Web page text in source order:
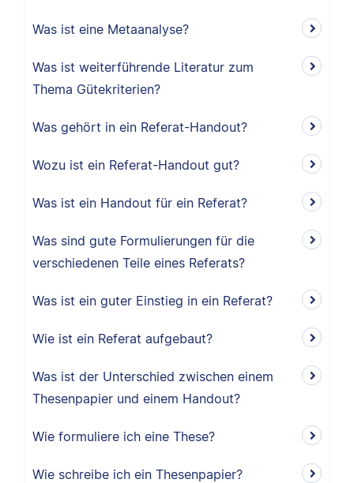
Was ist eine Metaanalyse?
Was ist weiterführende Literatur zum
Thema Gütekriterien?
Was gehört in ein Referat-Handout?
Wozu ist ein Referat-Handout gut?
Was ist ein Handout für ein Referat?
Was sind gute Formulierungen für die
verschiedenen Teile eines Referats?
Was ist ein guter Einstieg in ein Referat?
Wie ist ein Referat aufgebaut?
Was ist der Unterschied zwischen einem
Thesenpapier und einem Handout?
Wie formuliere ich eine These?
Wie schreibe ich ein Thesenpapier?